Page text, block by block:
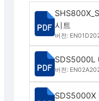
시트
버전: EN01D
SDS5000L
버전: EN02A
SDS5000X